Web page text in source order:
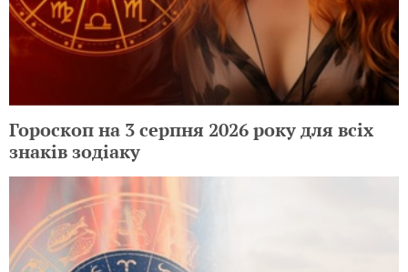
Гороскоп на 3 серпня 2026 року для всіх
знаків зодіаку